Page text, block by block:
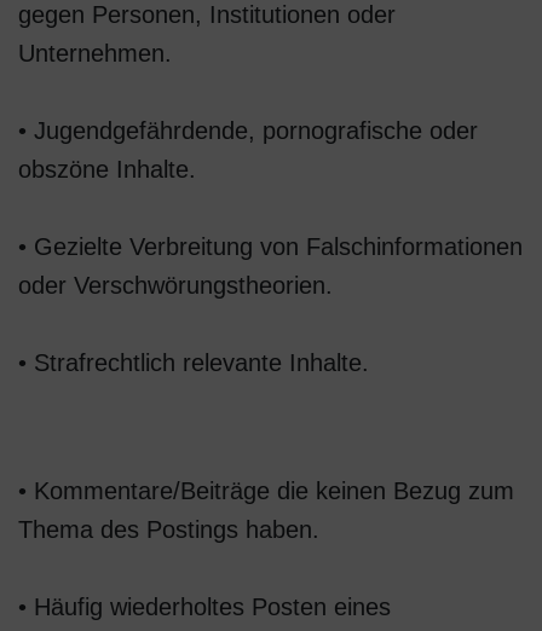
gegen Personen, Institutionen oder
Unternehmen.
• Jugendgefährdende, pornografische oder
obszöne Inhalte.
• Gezielte Verbreitung von Falschinformationen
oder Verschwörungstheorien.
• Strafrechtlich relevante Inhalte.
• Kommentare/Beiträge die keinen Bezug zum
Thema des Postings haben.
• Häufig wiederholtes Posten eines